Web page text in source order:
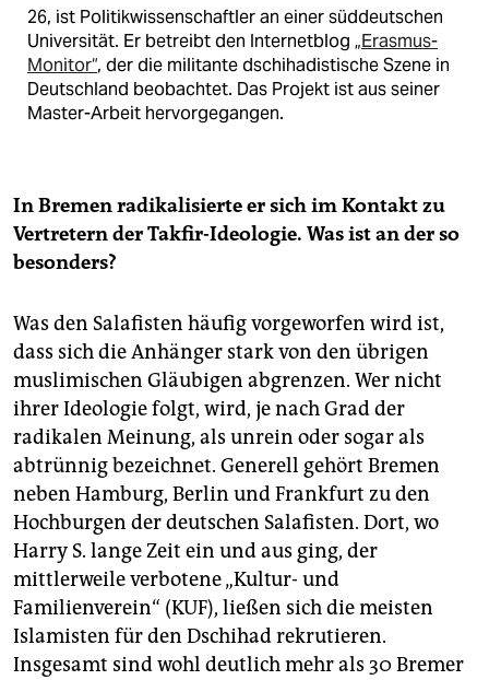
26, ist Politikwissenschaftler an einer süddeutschen
Universität. Er betreibt den Internetblog „Erasmus-
Monitor“, der die militante dschihadistische Szene in
Deutschland beobachtet. Das Projekt ist aus seiner
Master-Arbeit hervorgegangen.
In Bremen radikalisierte er sich im Kontakt zu
Vertretern der Takfir-Ideologie. Was ist an der so
besonders?
Was den Salafisten häufig vorgeworfen wird ist,
dass sich die Anhänger stark von den übrigen
muslimischen Gläubigen abgrenzen. Wer nicht
ihrer Ideologie folgt, wird, je nach Grad der
radikalen Meinung, als unrein oder sogar als
abtrünnig bezeichnet. Generell gehört Bremen
neben Hamburg, Berlin und Frankfurt zu den
Hochburgen der deutschen Salafisten. Dort, wo
Harry S. lange Zeit ein und aus ging, der
mittlerweile verbotene „Kultur- und
Familienverein“ (KUF), ließen sich die meisten
Islamisten für den Dschihad rekrutieren.
Insgesamt sind wohl deutlich mehr als 30 Bremer